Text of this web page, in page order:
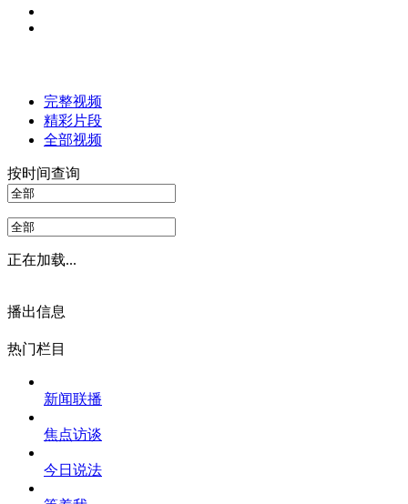
完整视频
精彩片段
全部视频
按时间查询
正在加载...
播出信息
热门栏目
新闻联播
焦点访谈
今日说法